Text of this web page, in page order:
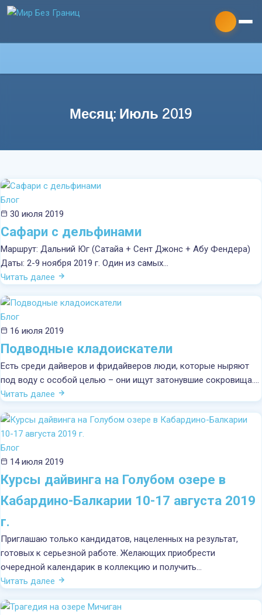
Яхтинг
Поездки
Новости
Месяц: Июль 2019
Блог
30 июля 2019
Сафари с дельфинами
Маршрут: Дальний Юг (Сатайа + Сент Джонс + Абу Фендера)
Даты: 2-9 ноября 2019 г. Один из самых…
Читать далее
Блог
16 июля 2019
Подводные кладоискатели
Есть среди дайверов и фридайверов люди, которые ныряют
под воду с особой целью – они ищут затонувшие сокровища.…
Читать далее
Блог
14 июля 2019
Курсы дайвинга на Голубом озере в
Кабардино-Балкарии 10-17 августа 2019
г.
Приглашаю только кандидатов, нацеленных на результат,
готовых к серьезной работе. Желающих приобрести
очередной календарик в коллекцию и получить…
Читать далее